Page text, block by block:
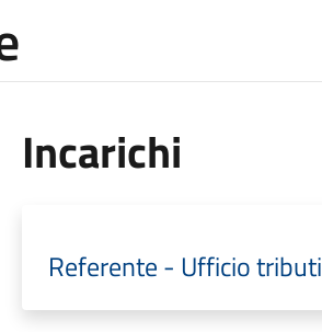
Incarichi
Referente - Ufficio tributi